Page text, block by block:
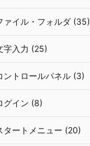
ァイル・フォルダ (35)
字入力 (25)
ントロールパネル (3)
グイン (8)
タートメニュー (20)